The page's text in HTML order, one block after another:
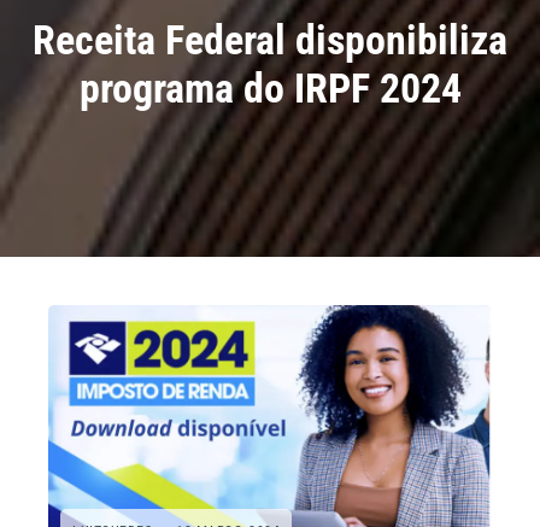
Receita Federal disponibiliza
programa do IRPF 2024